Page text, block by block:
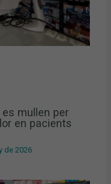
mullen per
en pacients
de 2026